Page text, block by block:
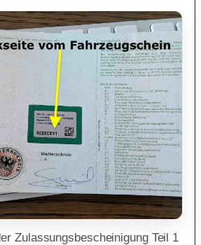
Zulassungsbescheinigung Teil 1